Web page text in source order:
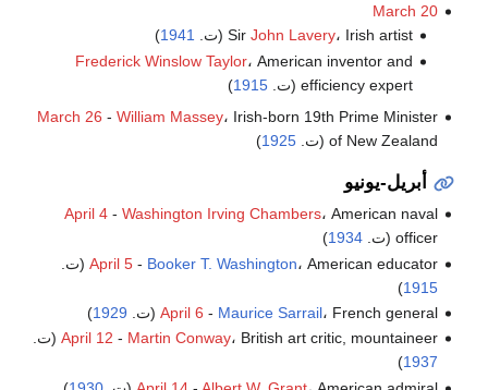
March 20
SirJohn Lavery، Irish artist (ت. 1941
)
Frederick Winslow Taylor، American inventor and
efficiency expert (ت.
1915
)
March 26 - William Massey، Irish-born 19th Prime Minister
of New Zealand (ت.
1925
)
أبريل-يونيو
April 4- Washington Irving Chambers، American naval
officer (ت.
1934
)
April 5- Booker T. Washington، American educator (ت.
1915
)
April 6 - Maurice Sarrail، French general (ت. 1929
)
April 12 - Martin Conway، British art critic, mountaineer (ت.
1937
)